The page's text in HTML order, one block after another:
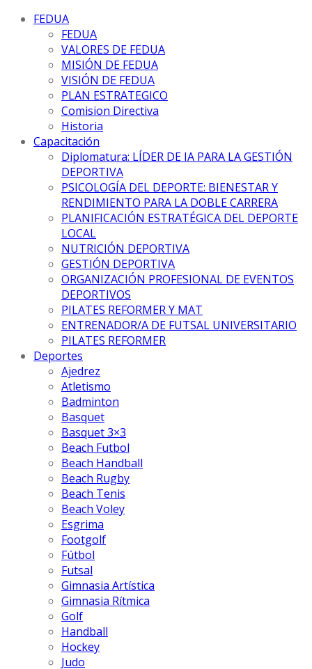
FEDUA
FEDUA
VALORES DE FEDUA
MISIÓN DE FEDUA
VISIÓN DE FEDUA
PLAN ESTRATEGICO
Comision Directiva
Historia
Capacitación
Diplomatura: LÍDER DE IA PARA LA GESTIÓN
DEPORTIVA
PSICOLOGÍA DEL DEPORTE: BIENESTAR Y
RENDIMIENTO PARA LA DOBLE CARRERA
PLANIFICACIÓN ESTRATÉGICA DEL DEPORTE
LOCAL
NUTRICIÓN DEPORTIVA
GESTIÓN DEPORTIVA
ORGANIZACIÓN PROFESIONAL DE EVENTOS
DEPORTIVOS
PILATES REFORMER Y MAT
ENTRENADOR/A DE FUTSAL UNIVERSITARIO
PILATES REFORMER
Deportes
Ajedrez
Atletismo
Badminton
Basquet
Basquet 3×3
Beach Futbol
Beach Handball
Beach Rugby
Beach Tenis
Beach Voley
Esgrima
Footgolf
Fútbol
Futsal
Gimnasia Artística
Gimnasia Rítmica
Golf
Handball
Hockey
Judo